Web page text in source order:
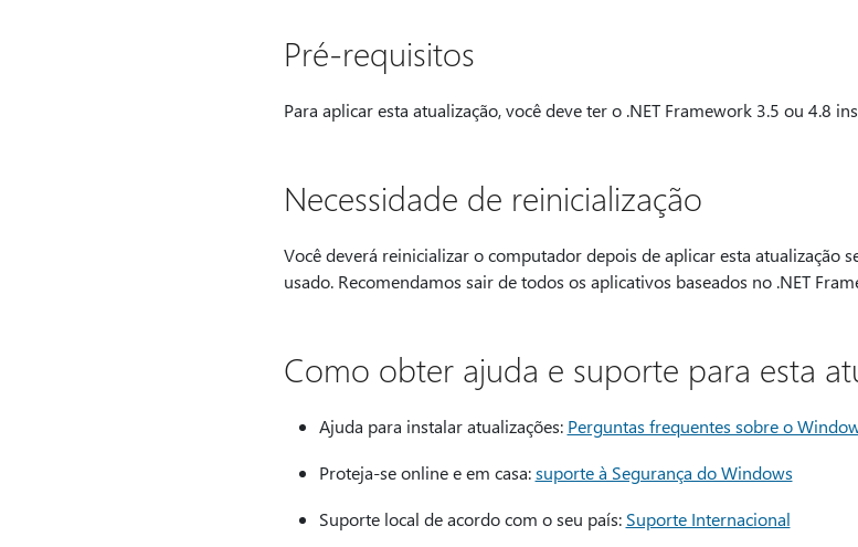
Pré-requisitos
Para aplicar esta atualização, você deve ter o .NET Framework 3.5 ou 4.8
Necessidade de reinicialização
Você deverá reinicializar o computador depois de aplicar esta atualização
usado. Recomendamos sair de todos os aplicativos baseados no .NET
Como obter ajuda e suporte para esta
Ajuda para instalar atualizações: Perguntas frequentes sobre o
Proteja-se online e em casa:suporte à Segurança do Windows
Suporte local de acordo com o seu país: Suporte Internacional